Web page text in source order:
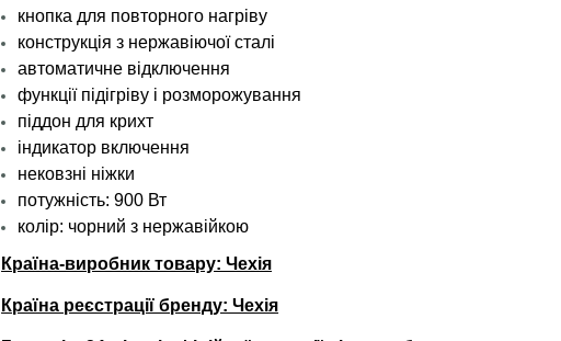
кнопка для повторного нагріву
конструкція з нержавіючої сталі
автоматичне відключення
функції підігріву і розморожування
піддон для крихт
індикатор включення
нековзні ніжки
потужність: 900 Вт
колір: чорний з нержавійкою
Країна-виробник товару: Чехія
Країна реєстрації бренду: Чехія